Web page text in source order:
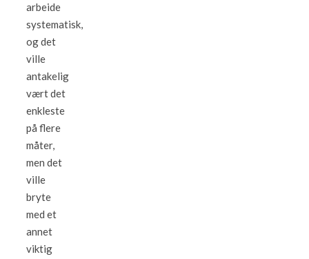
arbeide
systematisk,
og det
ville
antakelig
vært det
enkleste
på flere
måter,
men det
ville
bryte
med et
annet
viktig